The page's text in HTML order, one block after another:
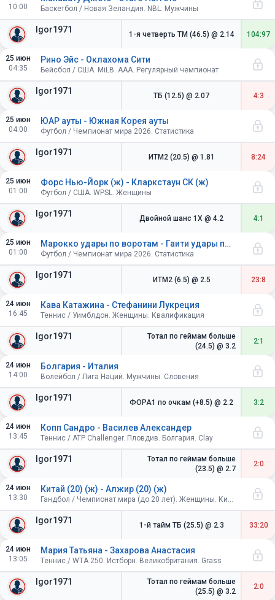
10:00
Igor1971
Баскетбол / Новая Зеландия. NBL. Мужчины
1-я четверть ТМ (46.5) @ 2.14 104:97
25 июн
04:35
Igor1971
Рино Эйс - Оклахома Сити
Бейсбол / США. MiLB. AAA. Регулярный чемпионат
ТБ (12.5) @ 2.07 4:3
25 июн
04:00
Igor1971
ЮАР ауты - Южная Корея ауты
Футбол / Чемпионат мира 2026. Статистика
ИТМ2 (20.5) @ 1.81 8:24
25 июн
01:00
Igor1971
Форс Нью-Йорк (ж) - Кларкстаун СК (ж)
Футбол / США. WPSL. Женщины
Двойной шанс 1X @ 4.2 4:1
25 июн
01:00
Igor1971
Марокко удары по воротам - Гаити удары по воротам
Футбол / Чемпионат мира 2026. Статистика
ИТМ2 (6.5) @ 2.5 23:8
24 июн
16:45
Igor1971
Кава Катажина - Стефанини Лукреция
Теннис / Уимблдон. Женщины. Квалификация
Тотал по геймам больше
(24.5) @ 3.2
2:1
24 июн
14:00
Igor1971
Болгария - Италия
Волейбол / Лига Наций. Мужчины. Словения
ФОРА1 по очкам (+8.5) @ 2.2 3:2
24 июн
13:45
Igor1971
Копп Сандро - Василев Александер
Теннис / ATP Challenger. Пловдив. Болгария. Clay
Тотал по геймам больше
(23.5) @ 2.7
2:0
24 июн
13:30
Igor1971
Китай (20) (ж) - Алжир (20) (ж)
Гандбол / Чемпионат мира (до 20 лет). Женщины. Китай
1-й тайм ТБ (25.5) @ 2.3 33:20
24 июн
13:05
Igor1971
Мария Татьяна - Захарова Анастасия
Теннис / WTA 250. Истборн. Великобритания. Grass
Тотал по геймам больше
(25.5) @ 3.2
2:0